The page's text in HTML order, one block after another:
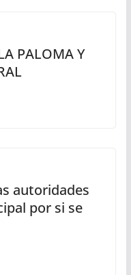
PALOMA Y
autoridades
por si se